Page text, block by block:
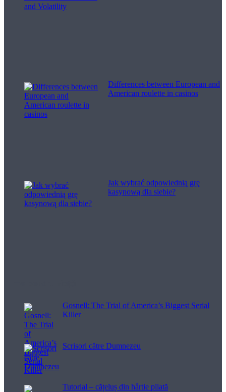
Differences between European and
American roulette in casinos
Jak wybrać odpowiednią grę
kasynową dla siebie?
Gosnell: The Trial of America’s Biggest Serial
Killer
Scrisori către Dumnezeu
Tutorial – cățeluș din hârtie pliată